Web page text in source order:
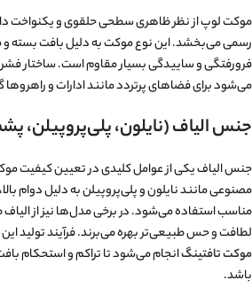
موکت لوپ از نظر ظاهری سطحی حلقوی و یکنواخت
رسمی می‌بخشد. این نوع موکت به دلیل بافت بسته و
فرورفتگی و ساییدگی بسیار مقاوم است. ساختار
می‌شود برای فضاهای پرتردد مانند ادارات و راهروها
جنس الیاف (نایلون، پلی‌پروپیلن،
جنس الیاف یکی از عوامل کلیدی در تعیین کیفیت
مصنوعی مانند نایلون و پلی‌پروپیلن به دلیل دوام
مناسب استفاده می‌شود. در برخی مدل‌ها نیز از
لطافت و حس طبیعی‌تر بهره می‌برند. فرآیند تولید
موکت تافتینگانجام می‌شود تا تراکم و استحکام
باشد.